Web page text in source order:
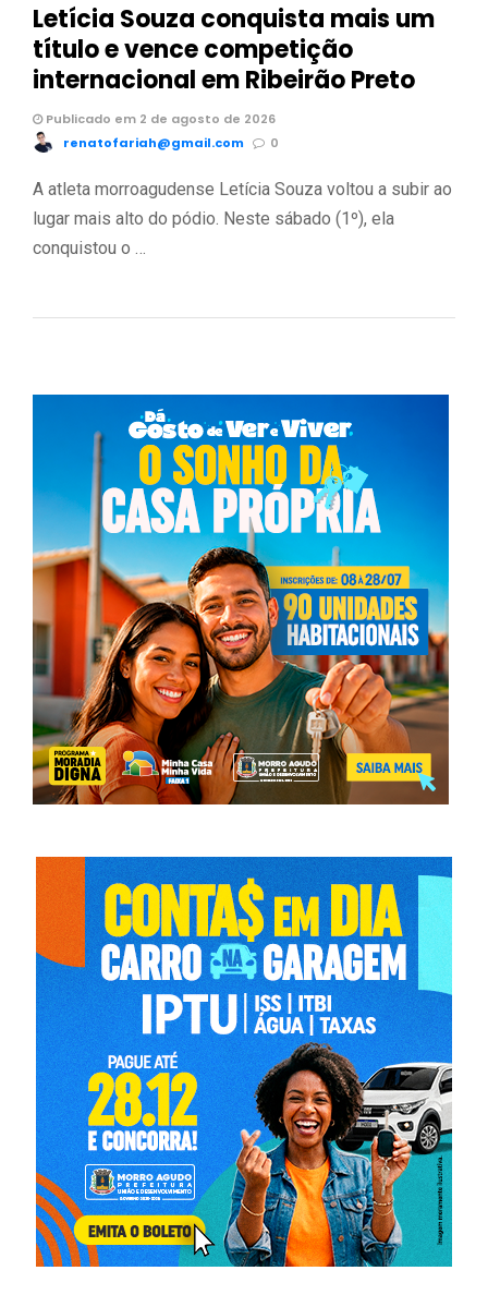
Letícia Souza conquista mais um
título e vence competição
internacional em Ribeirão Preto
Publicado em 2 de agosto de 2026
renatofariah@gmail.com
0
A atleta morroagudense Letícia Souza voltou a subir ao
lugar mais alto do pódio. Neste sábado (1º), ela
conquistou o …